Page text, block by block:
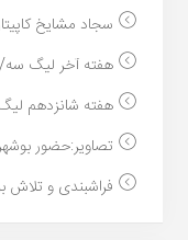
سجاد مشایخ
هفته آخر لیگ
هفته شانزدهم
تصاویر:حضور
فراشبندی و